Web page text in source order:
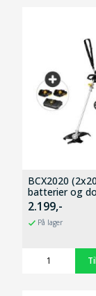
BCX2020
batterier og
hurtiglader
2.199,-
På lager